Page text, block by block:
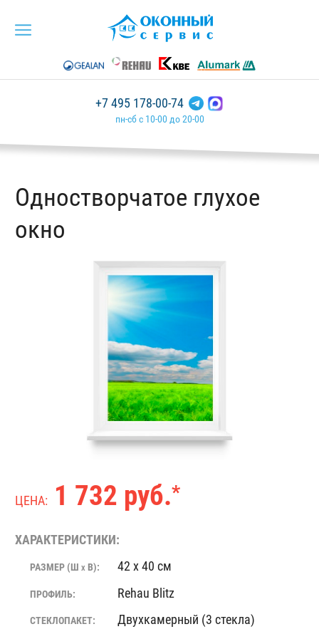
+7 495 178-00-74
пн-сб с 10-00 до 20-00
Одностворчатое глухое
окно
ЦЕНА: 1 732 руб.*
ХАРАКТЕРИСТИКИ:
РАЗМЕР (Ш X В): 42 x 40 см
ПРОФИЛЬ: Rehau Blitz
СТЕКЛОПАКЕТ: Двухкамерный (3 стекла)